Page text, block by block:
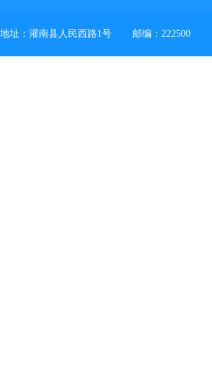
地址：灌南县人民西路1号 邮编：222500